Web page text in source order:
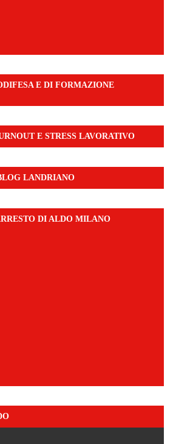
E DI FORMAZIONE
E STRESS LAVORATIVO
LANDRIANO
DI ALDO MILANO